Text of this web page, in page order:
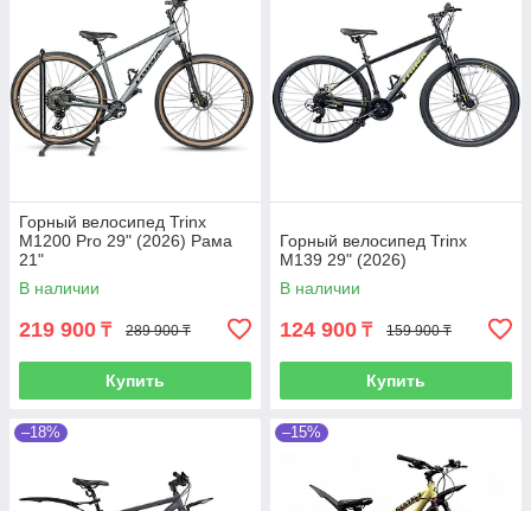
Горный велосипед Trinx
M1200 Pro 29" (2026) Рама
21"
В наличии
219 900 ₸ 289 900 ₸
Купить
Горный велосипед Trinx
M139 29" (2026)
В наличии
124 900 ₸ 159 900 ₸
Купить
–18% –15%